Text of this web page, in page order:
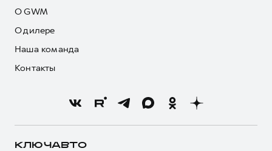
О GWM
О дилере
Наша команда
Контакты
КЛЮЧАВТО